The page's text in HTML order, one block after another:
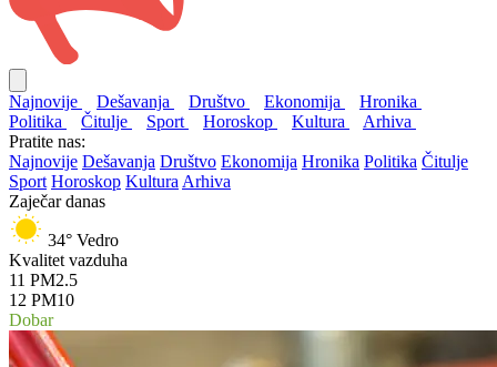
Najnovije Dešavanja Društvo Ekonomija
Hronika
Politika
Čitulje Sport Horoskop Kultura
Arhiva
Pratite nas:
Najnovije Dešavanja Društvo Ekonomija Hronika Politika Čitulje
Sport Horoskop Kultura Arhiva
Zaječar danas
34° Vedro
Kvalitet vazduha
11 PM2.5
12 PM10
Dobar